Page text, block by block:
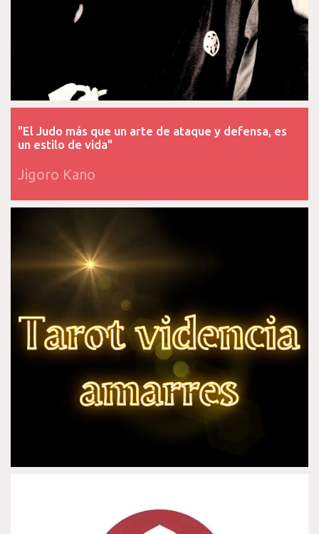
"El Judo más que un arte de ataque y defensa, es
un estilo de vida"
Jigoro Kano